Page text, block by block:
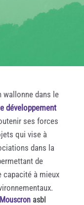
wallonne dans le
développement
ses forces
qui vise à
dans la
de
capacité à mieux
asbl